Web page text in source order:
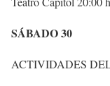
SÁBADO 30
ACTIVIDADES